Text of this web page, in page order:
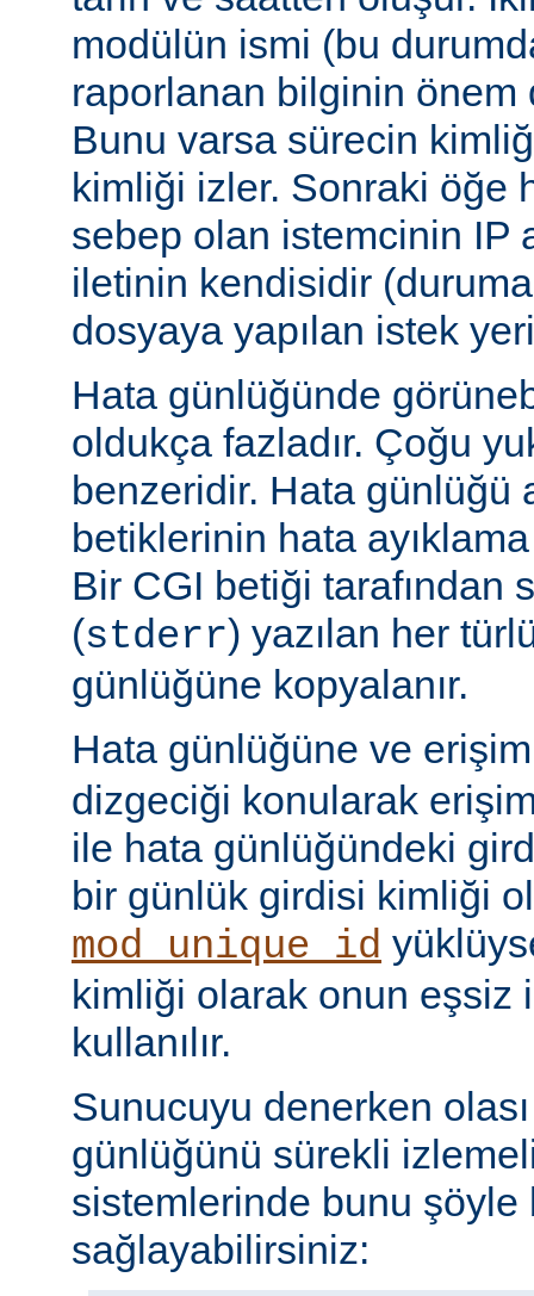
modülün ismi (bu
raporlanan bilginin önem
Bunu varsa sürecin
kimliği izler. Sonraki öğe
sebep olan istemcinin IP
iletinin kendisidir (duruma
dosyaya yapılan istek
Hata günlüğünde
oldukça fazladır. Çoğu
benzeridir. Hata günlüğü
betiklerinin hata ayıklama
Bir CGI betiği tarafından
(stderr) yazılan her
günlüğüne kopyalanır.
Hata günlüğüne ve
dizgeciği konularak
ile hata günlüğündeki
bir günlük girdisi kimliği
mod_unique_id
kimliği olarak onun eşsiz
kullanılır.
Sunucuyu denerken
günlüğünü sürekli
sistemlerinde bunu şöyle
sağlayabilirsiniz: